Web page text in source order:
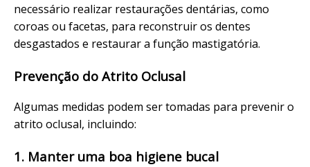
necessário realizar restaurações dentárias, como
coroas ou facetas, para reconstruir os dentes
desgastados e restaurar a função mastigatória.
Prevenção do Atrito Oclusal
Algumas medidas podem ser tomadas para prevenir o
atrito oclusal, incluindo:
1. Manter uma boa higiene bucal